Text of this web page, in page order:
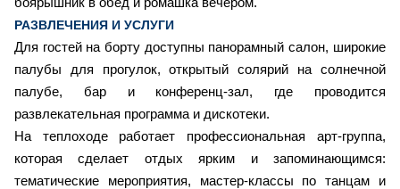
РАЗВЛЕЧЕНИЯ И УСЛУГИ
Для гостей на борту доступны панорамный салон, широкие
палубы для прогулок, открытый солярий на солнечной
палубе, бар и конференц-зал, где проводится
развлекательная программа и дискотеки.
На теплоходе работает профессиональная арт-группа,
которая сделает отдых ярким и запоминающимся:
тематические мероприятия, мастер-классы по танцам и